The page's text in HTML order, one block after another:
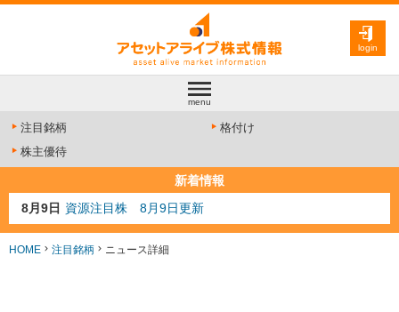
login
menu
注目銘柄
格付け
株主優待
新着情報
8月9日 資源注目株 8月9日更新
8月4日 AI注目株 8月4日更新
8月3日 人気業種注目株 8月3日更新
HOME 注目銘柄 ニュース詳細